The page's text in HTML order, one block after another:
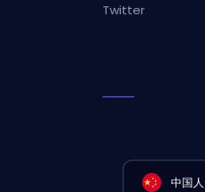
Twitter
中国人